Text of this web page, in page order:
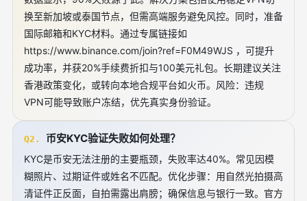
换至新加坡或泰国节点，但需高端服务避免风控。同时，准备
国际邮箱和KYC材料。通过专属链接如
https://www.binance.com/join?ref=F0M49WJS ，可提升
成功率，并获20%手续费折扣与100美元礼包。长期建议关注
香港政策变化，或转向本地合规平台如火币。风险：违规
VPN可能导致账户冻结，优先真实身份验证。
Q2. 币安KYC验证失败如何处理？
KYC是币安无法注册的主要瓶颈，失败率达40%。常见因模
糊照片、过期证件或姓名不匹配。优化步骤：用自然光拍摄高
清证件正反面，自拍需露出肩膀；确保信息与银行一致。官方